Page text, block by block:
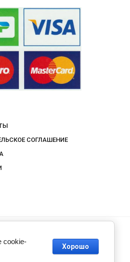
СОГЛАШЕНИЕ
cookie-
Хорошо